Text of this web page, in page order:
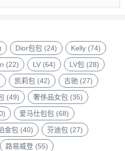
Dior包包 (24) Kelly (74)
(22) LV (64) LV包 (28)
凯莉包 (42) 古驰 (27)
(49) 奢侈品女包 (35)
爱马仕包包 (68)
金包 (40) 芬迪包 (27)
路易威登 (55)